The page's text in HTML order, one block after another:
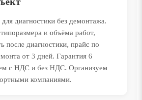
диагностики без демонтажа.
и объёма работ,
после диагностики, прайс по
от 3 дней. Гарантия 6
с НДС и без НДС. Организуем
компаниями.